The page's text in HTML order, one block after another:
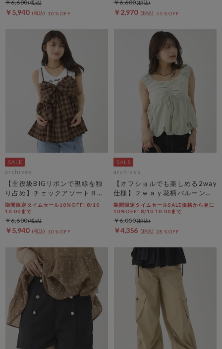
￥5,940 10％OFF
￥6,600
￥2,970 55％OFF
￥6,600
archives
【主役級BIGリボンで視線を独
り占め】チェックアソートＢＩ
Ｇリボンキャミビスチェ
期間限定タイムセール10%OFF! 8/10
10:00まで
￥5,940 10％OFF
￥6,600
archives
【オフショルでも楽しめる2way
仕様】２ｗａｙ花柄バルーンペ
プラムブラウス
期間限定タイムセールSALE価格から更に
10%OFF! 8/10 10:00まで
￥4,356 28％OFF
￥6,050